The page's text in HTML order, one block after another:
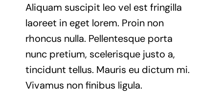
Aliquam suscipit leo vel est fringilla
laoreet in eget lorem. Proin non
rhoncus nulla. Pellentesque porta
nunc pretium, scelerisque justo a,
tincidunt tellus. Mauris eu dictum mi.
Vivamus non finibus ligula.